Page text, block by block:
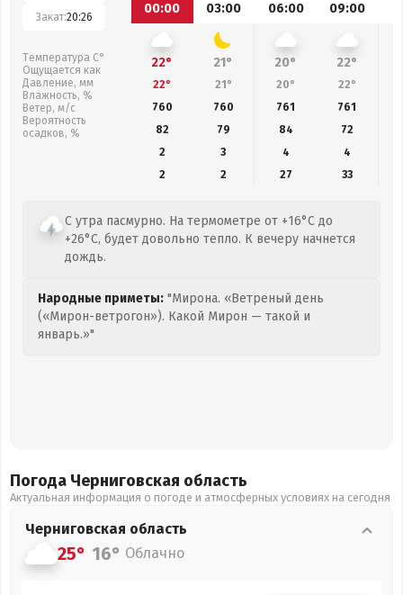
Закат:20:26
Температура С°
Ощущается как
Давление, мм
Влажность, %
Ветер, м/с
Вероятность
осадков, %
00:00
03:00 06:00 09:00
22° 21° 20° 22°
22° 21° 20° 22°
760
760 761 761
82
79 84 72
2
3 4
4
2
2 27 33
С утра пасмурно. На термометре от +16°C до
+26°C, будет довольно тепло. К вечеру начнется
дождь.
Народные приметы: "Мирона. «Ветреный день
(«Мирон-ветрогон»). Какой Мирон — такой и
январь.»"
Погода Черниговская область
Актуальная информация о погоде и атмосферных условиях на сегодня
Черниговская область
25° 16° Облачно